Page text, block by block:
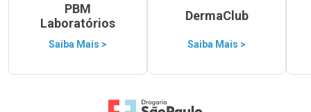
PBM
Laboratórios
Saiba Mais >
DermaClub
Saiba Mais >
Ir para a Home